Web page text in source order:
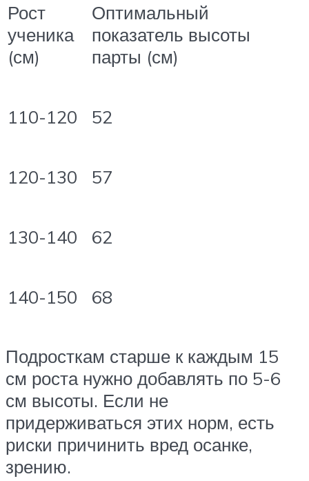
Рост
ученика
(см)
Оптимальный
показатель высоты
парты (см)
110-120 52
120-130 57
130-140 62
140-150 68
Подросткам старше к каждым 15
см роста нужно добавлять по 5-6
см высоты. Если не
придерживаться этих норм, есть
риски причинить вред осанке,
зрению.